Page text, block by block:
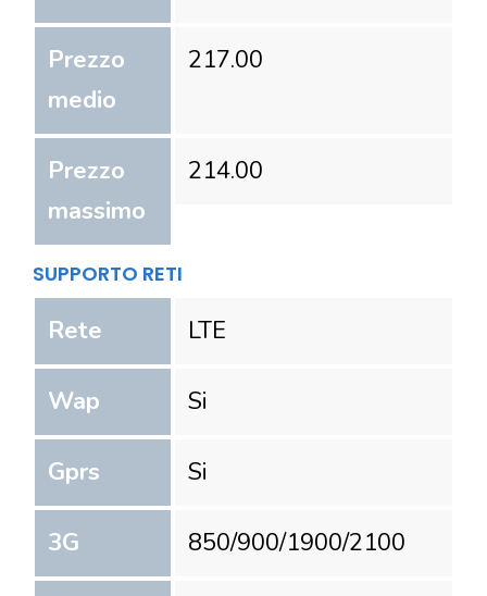
Prezzo
medio
217.00
Prezzo
massimo
214.00
SUPPORTO RETI
Rete LTE
Wap Si
Gprs Si
3G 850/900/1900/2100